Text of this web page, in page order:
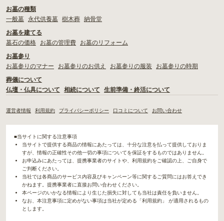
お墓の種類
一般墓
永代供養墓 樹木葬 納骨堂
お墓を建てる
墓石の価格
お墓の管理費
お墓のリフォーム
お墓参り
お墓参りのマナー
お墓参りのお供え お墓参りの服装
お墓参りの時期
葬儀について
仏壇・仏具について
相続について 生前準備・終活について
運営者情報 利用規約 プライバシーポリシー 口コミについて お問い合わせ
■当サイトに関する注意事項
当サイトで提供する商品の情報にあたっては、十分な注意を払って提供しておりま
すが、情報の正確性その他一切の事項についてを保証をするものではありません。
お申込みにあたっては、提携事業者のサイトや、利用規約をご確認の上、ご自身で
ご判断ください。
当社では各商品のサービス内容及びキャンペーン等に関するご質問にはお答えでき
かねます。提携事業者に直接お問い合わせください。
本ページのいかなる情報により生じた損失に対しても当社は責任を負いません。
なお、本注意事項に定めがない事項は当社が定める「利用規約」 が適用されるもの
とします。